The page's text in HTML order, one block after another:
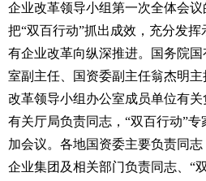
企业改革领导小组第一次全体会
把“双百行动”抓出成效，充分发
有企业改革向纵深推进。国务院
室副主任、国资委副主任翁杰明
改革领导小组办公室成员单位有
有关厅局负责同志，“双百行动”
加会议。各地国资委主要负责同
企业集团及相关部门负责同志、“